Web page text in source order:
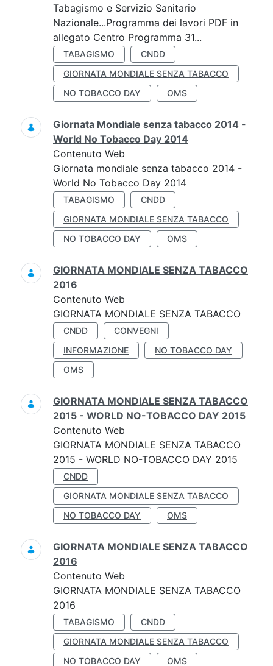
Tabagismo e Servizio Sanitario
Nazionale...Programma dei lavori PDF in
allegato Centro Programma 31...
TABAGISMO
CNDD
GIORNATA MONDIALE SENZA TABACCO
NO TOBACCO DAY
OMS
Giornata Mondiale senza tabacco 2014 -
World No Tobacco Day 2014
Contenuto Web
Giornata mondiale senza tabacco 2014 -
World No Tobacco Day 2014
TABAGISMO
CNDD
GIORNATA MONDIALE SENZA TABACCO
NO TOBACCO DAY
OMS
GIORNATA MONDIALE SENZA TABACCO
2016
Contenuto Web
GIORNATA MONDIALE SENZA TABACCO
CNDD
CONVEGNI
INFORMAZIONE
NO TOBACCO DAY
OMS
GIORNATA MONDIALE SENZA TABACCO
2015 - WORLD NO-TOBACCO DAY 2015
Contenuto Web
GIORNATA MONDIALE SENZA TABACCO
2015 - WORLD NO-TOBACCO DAY 2015
CNDD
GIORNATA MONDIALE SENZA TABACCO
NO TOBACCO DAY
OMS
GIORNATA MONDIALE SENZA TABACCO
2016
Contenuto Web
GIORNATA MONDIALE SENZA TABACCO
2016
TABAGISMO
CNDD
GIORNATA MONDIALE SENZA TABACCO
NO TOBACCO DAY
OMS